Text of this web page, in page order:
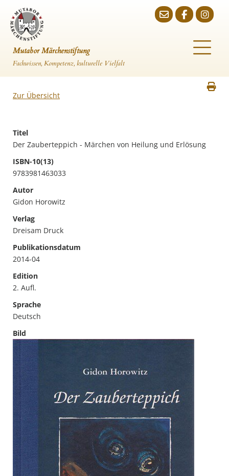
Mutabor Märchenstiftung
Fachwissen, Kompetenz, kulturelle Vielfalt
Zur Übersicht
Titel
Der Zauberteppich - Märchen von Heilung und Erlösung
ISBN-10(13)
9783981463033
Autor
Gidon Horowitz
Verlag
Dreisam Druck
Publikationsdatum
2014-04
Edition
2. Aufl.
Sprache
Deutsch
Bild